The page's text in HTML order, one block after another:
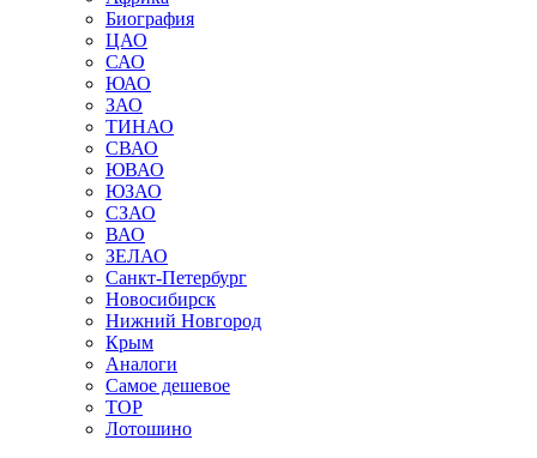
Биография
ЦАО
САО
ЮАО
ЗАО
ТИНАО
СВАО
ЮВАО
ЮЗАО
СЗАО
ВАО
ЗЕЛАО
Санкт-Петербург
Новосибирск
Нижний Новгород
Крым
Аналоги
Самое дешевое
TOP
Лотошино